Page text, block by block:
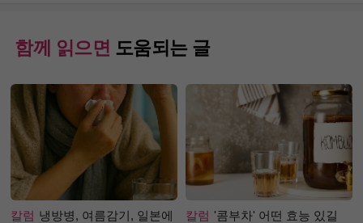
함께 읽으면 도움되는 글
칼럼 냉방병, 여름감기, 일본에
칼럼 '콤부차' 어떤 효능 있길